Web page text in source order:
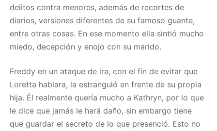
delitos contra menores, además de recortes de
diarios, versiones diferentes de su famoso guante,
entre otras cosas. En ese momento ella sintió mucho
miedo, decepción y enojo con su marido.
Freddy en un ataque de ira, con el fin de evitar que
Loretta hablara, la estranguló en frente de su propia
hija. Él realmente quería mucho a Kathryn, por lo que
le dice que jamás le hará daño, sin embargo tiene
que guardar el secreto de lo que presenció. Esto no